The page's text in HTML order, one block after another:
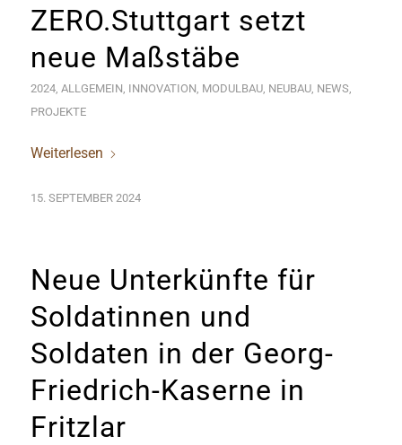
ZERO.Stuttgart setzt
neue Maßstäbe
2024, ALLGEMEIN, INNOVATION, MODULBAU, NEUBAU, NEWS,
PROJEKTE
Weiterlesen
15. SEPTEMBER 2024
Neue Unterkünfte für
Soldatinnen und
Soldaten in der Georg-
Friedrich-Kaserne in
Fritzlar